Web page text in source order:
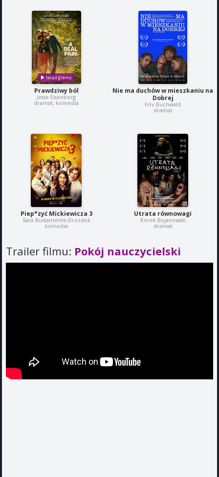
Prawdziwy ból
Jesse Eisenberg
dramat, komedia
Nie ma duchów w mieszkaniu na
Dobrej
Emi Buchwald
dramat
Piep*zyć Mickiewicza 3
Sara Bustamente-Drozdek
komedia
Utrata równowagi
Korek Bojanowski
dramat
Trailer filmu: Pokój nauczycielski